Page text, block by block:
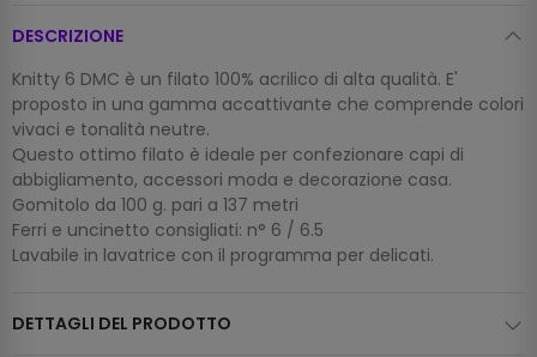
DESCRIZIONE
Knitty 6 DMC è un filato 100% acrilico di alta qualità. E'
proposto in una gamma accattivante che comprende colori
vivaci e tonalità neutre.
Questo ottimo filato è ideale per confezionare capi di
abbigliamento, accessori moda e decorazione casa.
Gomitolo da 100 g. pari a 137 metri
Ferri e uncinetto consigliati: n° 6 / 6.5
Lavabile in lavatrice con il programma per delicati.
DETTAGLI DEL PRODOTTO